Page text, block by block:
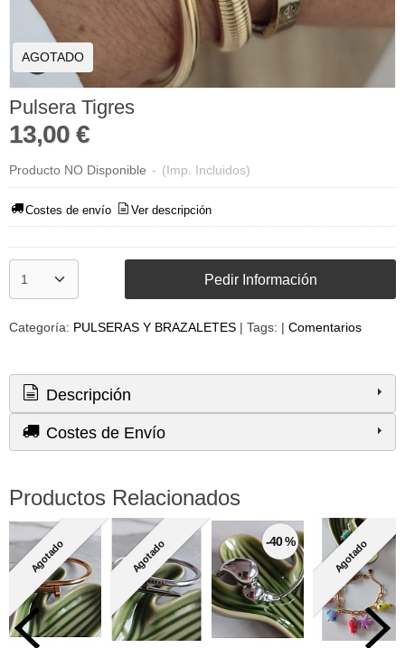
AGOTADO
Pulsera Tigres
13,00 €
Producto NO Disponible - (Imp. Incluidos)
Costes de envío Ver descripción
Pedir Información
Categoría: PULSERAS Y BRAZALETES | Tags: | Comentarios
Descripción
Costes de Envío
Productos Relacionados
Agotado Agotado -40 % Agotado